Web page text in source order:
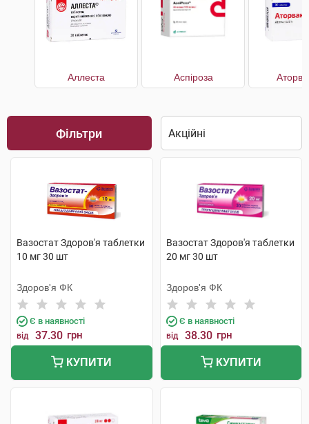
Аллеста Аспіроза
Фільтри
Вазостат Здоров'я таблетки
10 мг 30 шт
Здоров'я ФК
Є в наявності
від 37.30 грн
КУПИТИ
Вазостат Здоров'я таблетки
20 мг 30 шт
Здоров'я ФК
Є в наявності
від 38.30 грн
КУПИТИ